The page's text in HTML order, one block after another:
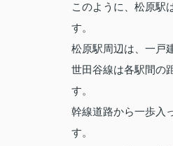
このように、松原駅
す。
松原駅周辺は、一戸
世田谷線は各駅間の
す。
幹線道路から一歩入
す。